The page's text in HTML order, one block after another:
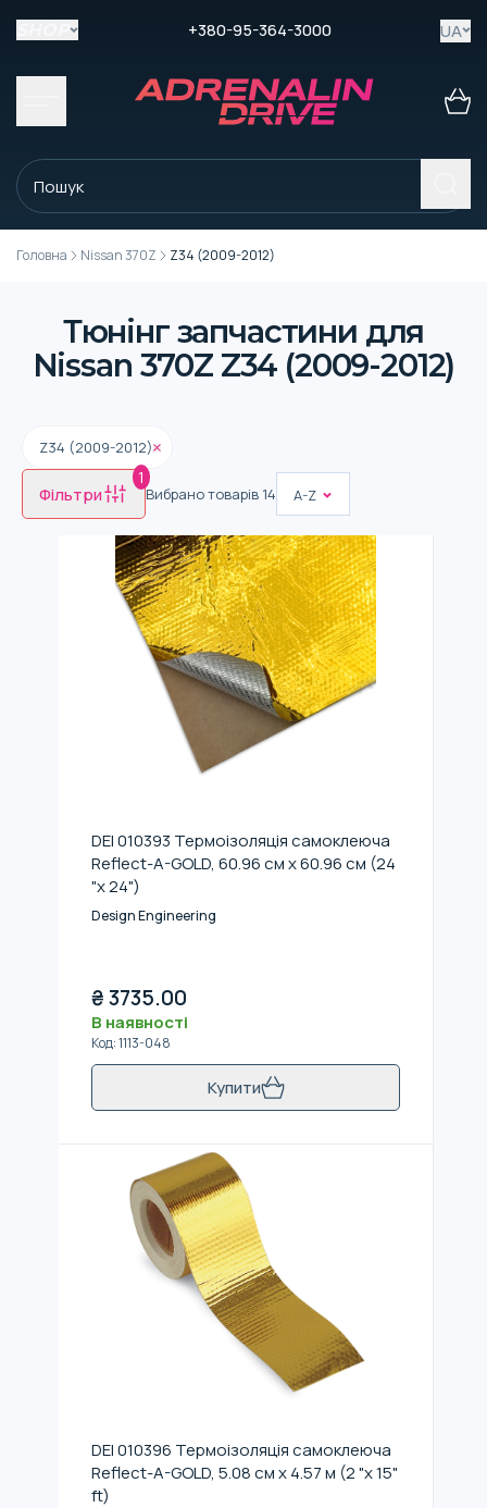
+380-95-364-3000 UA
Головна Nissan 370Z Z34 (2009-2012)
Тюнінг запчастини для
Nissan 370Z Z34 (2009-2012)
Z34 (2009-2012)
Фільтри
1
Вибрано товарів 14 A-Z
DEI 010393 Термоізоляція самоклеюча
Reflect-A-GOLD, 60.96 см x 60.96 см (24
"x 24")
Design Engineering
₴3735.00
В наявності
Код:1113-048
Купити
DEI 010396 Термоізоляція самоклеюча
Reflect-A-GOLD, 5.08 см x 4.57 м (2 "x 15"
ft)